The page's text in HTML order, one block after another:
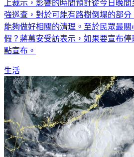
上裁示，影響的時間預計從今日晚
強巡查，對於可能有路樹倒塌的部
能夠做好相關的清理。至於民眾最
假？蔣萬安受訪表示，如果要宣布
點宣布。
生活